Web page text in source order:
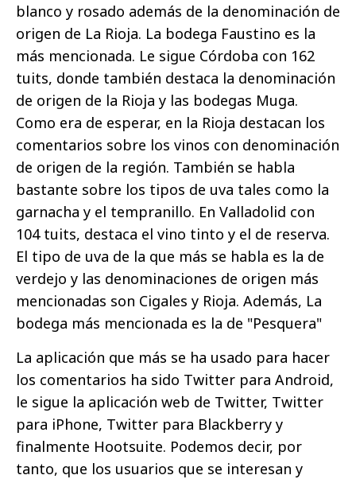
blanco y rosado además de la denominación de
origen de La Rioja. La bodega Faustino es la
más mencionada. Le sigue Córdoba con 162
tuits, donde también destaca la denominación
de origen de la Rioja y las bodegas Muga.
Como era de esperar, en la Rioja destacan los
comentarios sobre los vinos con denominación
de origen de la región. También se habla
bastante sobre los tipos de uva tales como la
garnacha y el tempranillo. En Valladolid con
104 tuits, destaca el vino tinto y el de reserva.
El tipo de uva de la que más se habla es la de
verdejo y las denominaciones de origen más
mencionadas son Cigales y Rioja. Además, La
bodega más mencionada es la de "Pesquera"
La aplicación que más se ha usado para hacer
los comentarios ha sido Twitter para Android,
le sigue la aplicación web de Twitter, Twitter
para iPhone, Twitter para Blackberry y
finalmente Hootsuite. Podemos decir, por
tanto, que los usuarios que se interesan y